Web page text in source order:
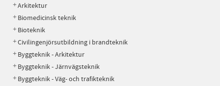
Arkitektur
Biomedicinsk teknik
Bioteknik
Civilingenjörsutbildning i brandteknik
Byggteknik - Arkitektur
Byggteknik - Järnvägsteknik
Byggteknik - Väg- och trafikteknik